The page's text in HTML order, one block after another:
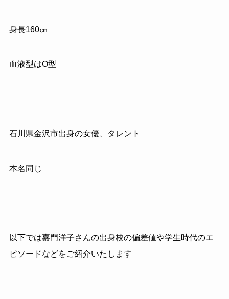
身長160㎝
血液型はO型
石川県金沢市出身の女優、タレント
本名同じ
以下では嘉門洋子さんの出身校の偏差値や学生時代のエ
ピソードなどをご紹介いたします